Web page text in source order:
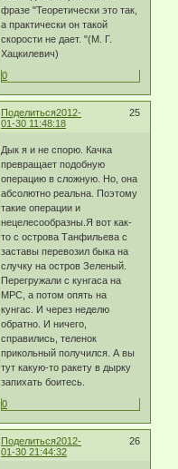
фразе "Теоретически это так,
а практически он такой
скорости не дает. "(М. Г.
Хацкилевич)
0
Поделиться 25
2012-
01-30 11:48:18
Дык я и не спорю. Качка
превращает подобную
операцию в сложную. Но, она
абсолютно реальна. Поэтому
такие операции и
нецелесообразны.Я вот как-
то с острова Танфильева с
заставы перевозил быка на
случку на остров Зеленый.
Перегружали с кунгаса на
МРС, а потом опять на
кунгас. И через неделю
обратно. И ничего,
справились, теленок
прикольный получился. А вы
тут какую-то ракету в дырку
запихать боитесь.
0
Поделиться 26
2012-
01-30 21:44:32